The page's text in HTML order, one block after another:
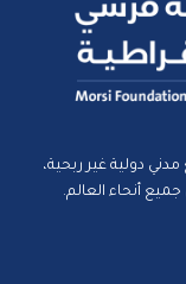
دولية غير ربحية،
أنحاء العالم.